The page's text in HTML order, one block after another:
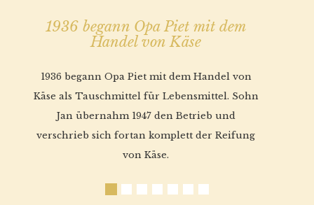
1936 begann Opa Piet mit dem
Handel von Käse
1936 begann Opa Piet mit dem Handel von
Käse als Tauschmittel für Lebensmittel. Sohn
Jan übernahm 1947 den Betrieb und
verschrieb sich fortan komplett der Reifung
von Käse.